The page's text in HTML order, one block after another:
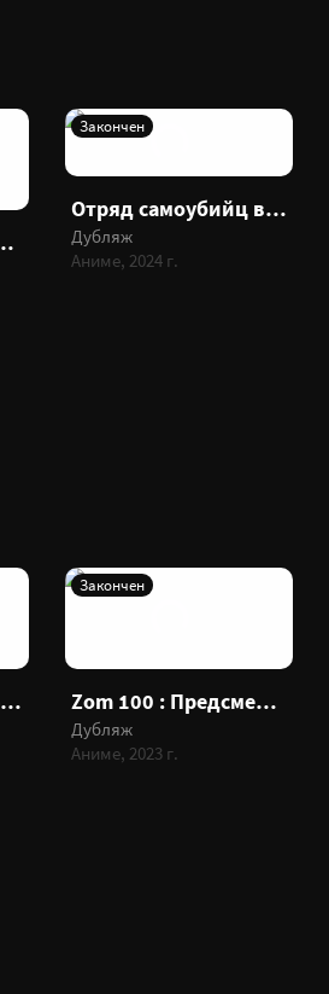
героинь!
Закончен
Отряд самоубийц в другом мире!
Дубляж
Аниме, 2024 г.
Фрирен: провожающая в последний путь
Закончен
Zom 100 : Предсмертный список зомби
Дубляж
Аниме, 2023 г.